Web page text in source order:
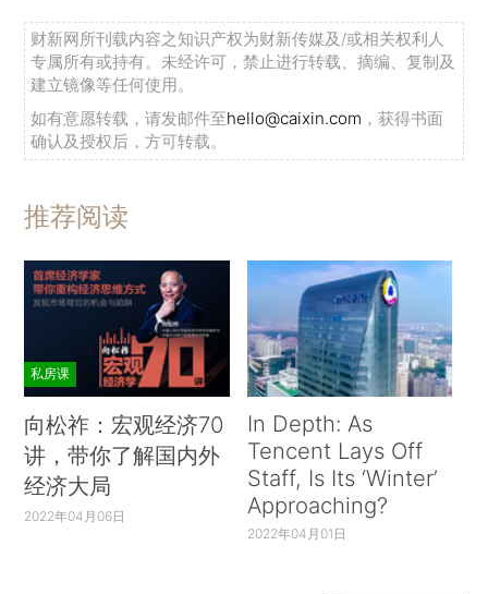
财新网所刊载内容之知识产权为财新传媒及/或相关权利人
专属所有或持有。未经许可，禁止进行转载、摘编、复制及
建立镜像等任何使用。
如有意愿转载，请发邮件至hello@caixin.com ，获得书面
确认及授权后，方可转载。
推荐阅读
私房课
向松祚：宏观经济70
讲，带你了解国内外
经济大局
2022年04月06日
In Depth: As
Tencent Lays Off
Staff, Is Its ‘Winter’
Approaching?
2022年04月01日